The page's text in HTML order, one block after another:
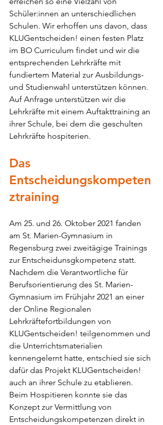
Schüler:innen an unterschiedlichen
Schulen. Wir erhoffen uns davon, dass
KLUGentscheiden! einen festen Platz
im BO Curriculum findet und wir die
entsprechenden Lehrkräfte mit
fundiertem Material zur Ausbildungs-
und Studienwahl unterstützen können.
Auf Anfrage unterstützen wir die
Lehrkräfte mit einem Auftakttraining an
ihrer Schule, bei dem die geschulten
Lehrkräfte hospiterien.
Das
Entscheidungskompeten
ztraining
Am 25. und 26. Oktober 2021 fanden
am St. Marien-Gymnasium in
Regensburg zwei zweitägige Trainings
zur Entscheidunsgkompetenz statt.
Nachdem die Verantwortliche für
Berufsorientierung des St. Marien-
Gymnasium im Frühjahr 2021 an einer
der Online Regionalen
Lehrkräftefortbildungen von
KLUGentscheiden! teilgenommen und
die Unterrichtsmaterialien
kennengelernt hatte, entschied sie sich
dafür das Projekt KLUGentscheiden!
auch an ihrer Schule zu etablieren.
Beim Hospitieren konnte sie das
Konzept zur Vermittlung von
Entscheidungskompetenzen direkt in